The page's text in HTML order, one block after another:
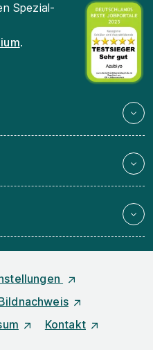
Spezial-
.
Kontakt